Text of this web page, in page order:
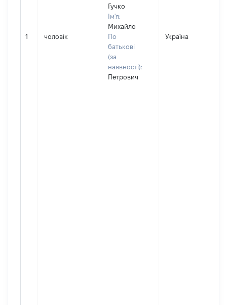
1 чоловік
Гучко
Ім'я:
Михайло
По
батькові
(за
наявності):
Петрович
Україна